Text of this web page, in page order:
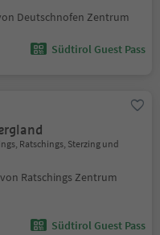
Deutschnofen Zentrum
Südtirol Guest Pass
Ratschings, Sterzing und
von Ratschings Zentrum
Südtirol Guest Pass